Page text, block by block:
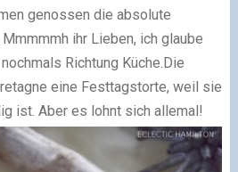
genossen die absolute
ihr Lieben, ich glaube
Richtung Küche.Die
eine Festtagstorte, weil sie
ist. Aber es lohnt sich allemal!